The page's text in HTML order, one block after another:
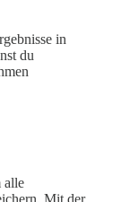
in
du
alle
Mit der